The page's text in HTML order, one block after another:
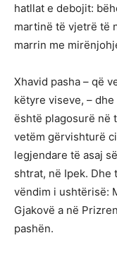
hatllat e debojit:
martinë të vjetrë të
marrin me
Xhavid pasha – që
këtyre viseve, –
është plagosurë në
vetëm gërvishturë
legjendare të asaj
shtrat, në Ipek.
vëndim i ushtërisë:
Gjakovë a në
pashën.